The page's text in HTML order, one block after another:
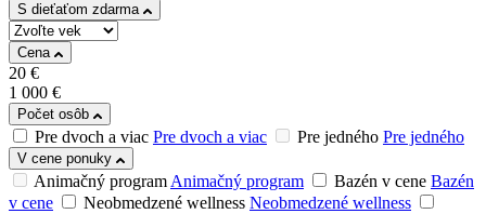
S dieťaťom zdarma
Cena
20 €
1 000 €
Počet osôb
Pre dvoch a viac Pre dvoch a viac Pre jedného Pre jedného
V cene ponuky
Animačný programAnimačný program Bazén v cene Bazén
v cene
Neobmedzené wellness Neobmedzené wellness